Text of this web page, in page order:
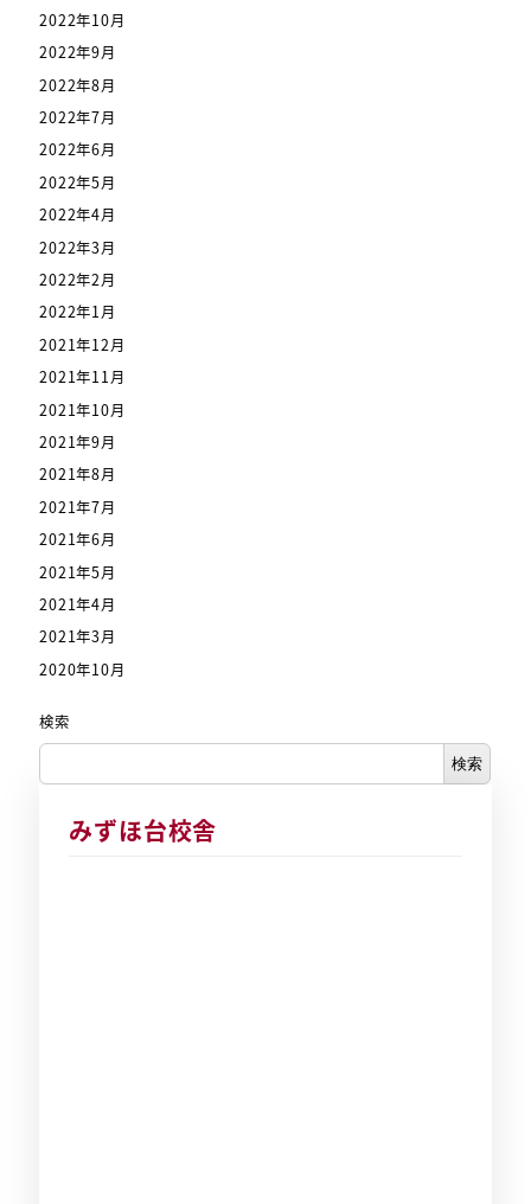
2022年10月
2022年9月
2022年8月
2022年7月
2022年6月
2022年5月
2022年4月
2022年3月
2022年2月
2022年1月
2021年12月
2021年11月
2021年10月
2021年9月
2021年8月
2021年7月
2021年6月
2021年5月
2021年4月
2021年3月
2020年10月
検索
検索
みずほ台校舎